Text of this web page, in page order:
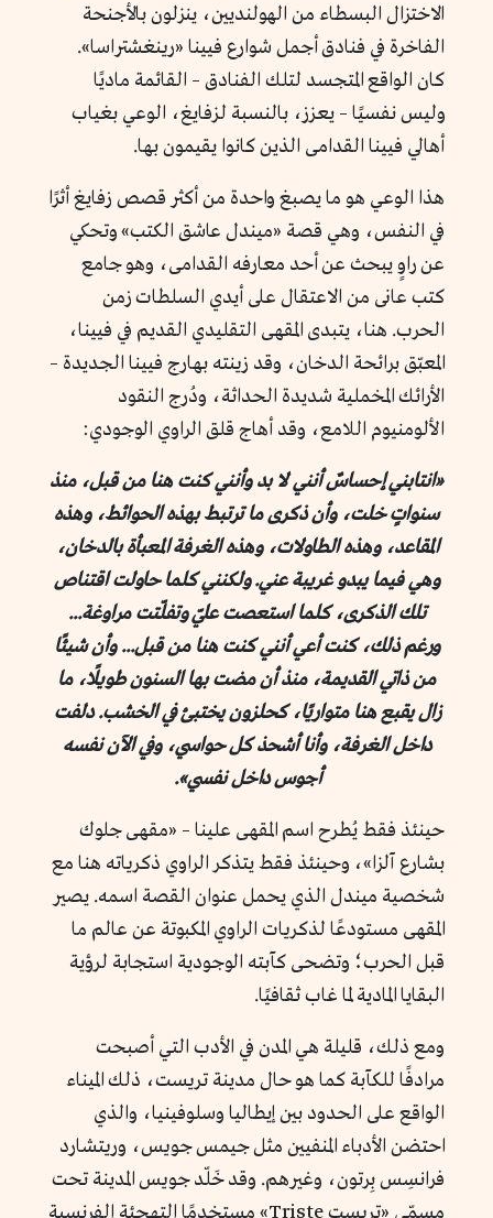
الاختزال البسطاء من الهولنديين، ينزلون بالأجنحة
الفاخرة في فنادق أجمل شوارع فيينا «رينغشتراسا».
كان الواقع المتجسد لتلك الفنادق – القائمة ماديًا
وليس نفسيًا – يعزز، بالنسبة لزفايغ، الوعي بغياب
أهالي فيينا القدامى الذين كانوا يقيمون بها.
هذا الوعي هو ما يصبغ واحدة من أكثر قصص زفايغ أثرًا
في النفس، وهي قصة «ميندل عاشق الكتب» وتحكي
عن راوٍ يبحث عن أحد معارفه القدامى، وهو جامع
كتب عانى من الاعتقال على أيدي السلطات زمن
الحرب. هنا، يتبدى المقهى التقليدي القديم في فيينا،
المعبّق برائحة الدخان، وقد زينته بهارج فيينا الجديدة –
الأرائك المخملية شديدة الحداثة، ودُرج النقود
الألومنيوم اللامع، وقد أهاج قلق الراوي الوجودي:
«انتابني إحساسٌ أنني لا بد وأنني كنت هنا من قبل، منذ
سنواتٍ خلت، وأن ذكرى ما ترتبط بهذه الحوائط، وهذه
المقاعد، وهذه الطاولات، وهذه الغرفة المعبأة بالدخان،
وهي فيما يبدو غريبة عني. ولكنني كلما حاولت اقتناص
تلك الذكرى، كلما استعصت عليّ وتفلّتت مراوغة...
ورغم ذلك، كنت أعي أنني كنت هنا من قبل... وأن شيئًا
من ذاتي القديمة، منذ أن مضت بها السنون طويلًا، ما
زال يقبع هنا متواريًا، كحلزون يختبئ في الخشب. دلفت
داخل الغرفة، وأنا أشحذ كل حواسي، وفي الآن نفسه
أجوس داخل نفسي».
حينئذ فقط يُطرح اسم المقهى علينا – «مقهى جلوك
بشارع آلزا»، وحينئذ فقط يتذكر الراوي ذكرياته هنا مع
شخصية ميندل الذي يحمل عنوان القصة اسمه. يصير
المقهى مستودعًا لذكريات الراوي المكبوتة عن عالم ما
قبل الحرب؛ وتضحى كآبته الوجودية استجابة لرؤية
البقايا المادية لما غاب ثقافيًا.
ومع ذلك، قليلة هي المدن في الأدب التي أصبحت
مرادفًا للكآبة كما هو حال مدينة تريست، ذلك الميناء
الواقع على الحدود بين إيطاليا وسلوفينيا، والذي
احتضن الأدباء المنفيين مثل جيمس جويس، وريتشارد
فرانسِس بِرتون، وغيرهم. وقد خَلّد جويس المدينة تحت
مسمّى «تريست Triste» مستخدمًا التهجئة الفرنسية